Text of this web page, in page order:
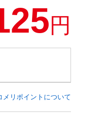
円
メリポイントについて